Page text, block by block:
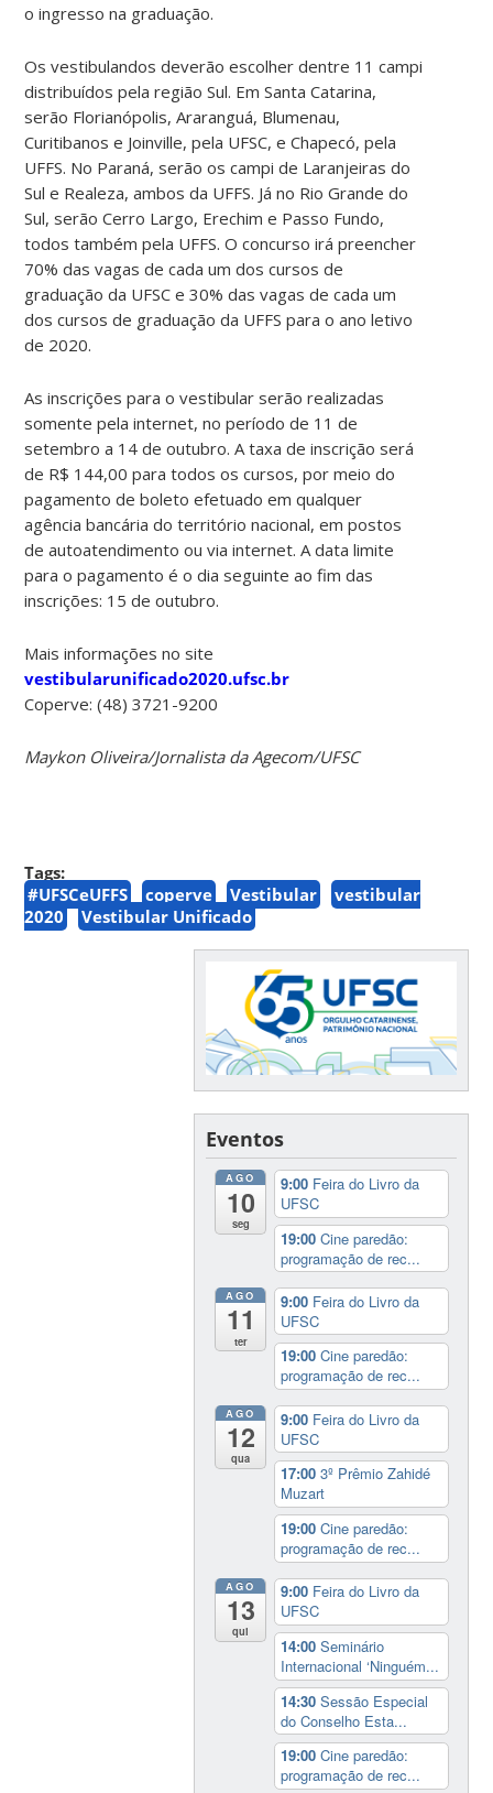
o ingresso na graduação.
Os vestibulandos deverão escolher dentre 11 campi
distribuídos pela região Sul. Em Santa Catarina,
serão Florianópolis, Araranguá, Blumenau,
Curitibanos e Joinville, pela UFSC, e Chapecó, pela
UFFS. No Paraná, serão os campi de Laranjeiras do
Sul e Realeza, ambos da UFFS. Já no Rio Grande do
Sul, serão Cerro Largo, Erechim e Passo Fundo,
todos também pela UFFS. O concurso irá preencher
70% das vagas de cada um dos cursos de
graduação da UFSC e 30% das vagas de cada um
dos cursos de graduação da UFFS para o ano letivo
de 2020.
As inscrições para o vestibular serão realizadas
somente pela internet, no período de 11 de
setembro a 14 de outubro. A taxa de inscrição será
de R$ 144,00 para todos os cursos, por meio do
pagamento de boleto efetuado em qualquer
agência bancária do território nacional, em postos
de autoatendimento ou via internet. A data limite
para o pagamento é o dia seguinte ao fim das
inscrições: 15 de outubro.
Mais informações no site
vestibularunificado2020.ufsc.br
Coperve: (48) 3721-9200
Maykon Oliveira/Jornalista da Agecom/UFSC
Tags:
#UFSCeUFFS
coperve Vestibular
vestibular
2020
Vestibular Unificado
Eventos
AGO
10
seg
9:00 Feira do Livro da
UFSC
19:00Cine paredão:
programação de rec...
AGO
11
ter
9:00 Feira do Livro da
UFSC
19:00Cine paredão:
programação de rec...
AGO
12
qua
9:00 Feira do Livro da
UFSC
17:003º Prêmio Zahidé
Muzart
19:00Cine paredão:
programação de rec...
AGO
13
qui
9:00 Feira do Livro da
UFSC
14:00Seminário
Internacional ‘Ninguém...
14:30Sessão Especial
do Conselho Esta...
19:00Cine paredão:
programação de rec...